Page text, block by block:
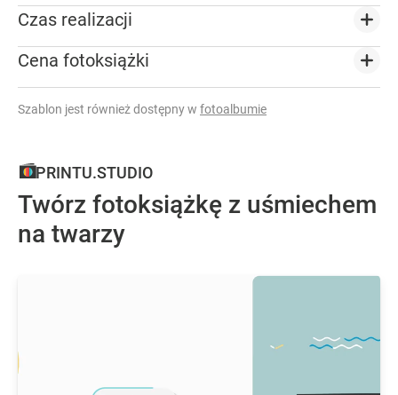
Czas realizacji
Cena fotoksiążki
Szablon jest również dostępny w fotoalbumie
PRINTU.STUDIO
Twórz fotoksiążkę z uśmiechem
na twarzy